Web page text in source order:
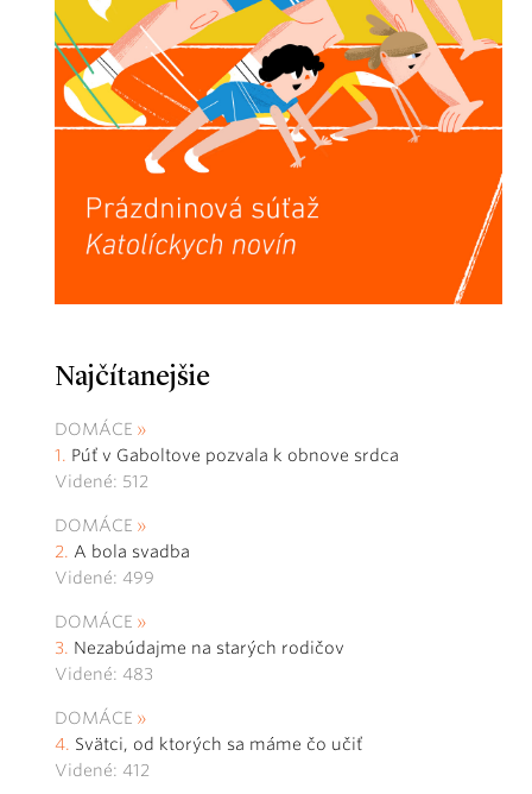
Najčítanejšie
DOMÁCE
Púť v Gaboltove pozvala k obnove srdca
Videné: 512
DOMÁCE
A bola svadba
Videné: 499
DOMÁCE
Nezabúdajme na starých rodičov
Videné: 483
DOMÁCE
Svätci, od ktorých sa máme čo učiť
Videné: 412